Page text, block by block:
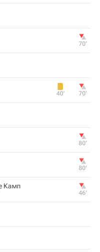
70‎’‎
40‎’‎ 70‎’‎
80‎’‎
80‎’‎
Камп
46‎’‎